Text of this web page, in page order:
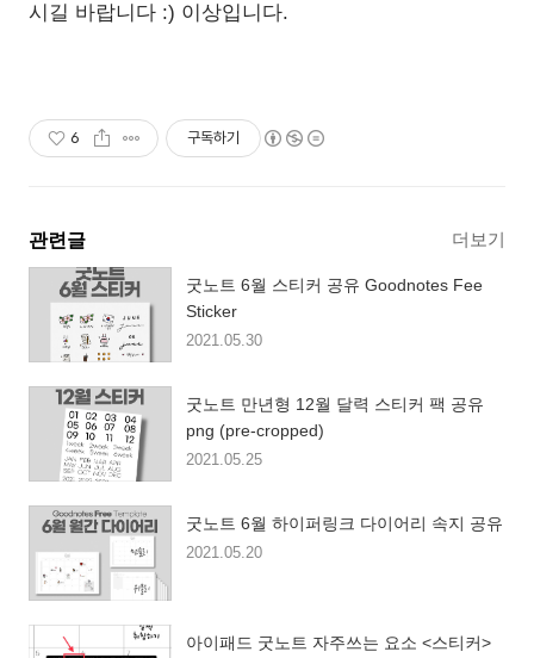
시길 바랍니다 :) 이상입니다.
6 구독하기
관련글 더보기
굿노트 6월 스티커 공유 Goodnotes Fee
Sticker
2021.05.30
굿노트 만년형 12월 달력 스티커 팩 공유
png (pre-cropped)
2021.05.25
굿노트 6월 하이퍼링크 다이어리 속지 공유
2021.05.20
아이패드 굿노트 자주쓰는 요소 <스티커>